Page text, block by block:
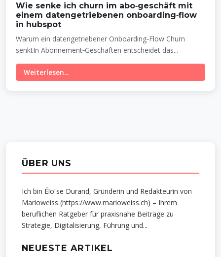
Wie senke ich churn im abo‑geschäft mit
einem datengetriebenen onboarding‑flow
in hubspot
Warum ein datengetriebener Onboarding‑Flow Churn
senktIn Abonnement‑Geschäften entscheidet das...
Weiterlesen...
ÜBER UNS
Ich bin Éloïse Durand, Gründerin und Redakteurin von
Marioweiss (https://www.marioweiss.ch) – Ihrem
beruflichen Ratgeber für praxisnahe Beiträge zu
Strategie, Digitalisierung, Führung und...
NEUESTE ARTIKEL